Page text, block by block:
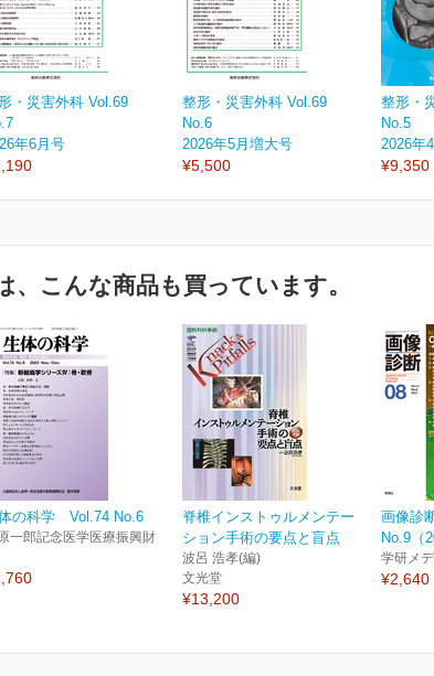
・災害外科 Vol.69
年6月号
整形・災害外科 Vol.69
No.6
2026年5月増大号
¥5,500
整形・
No.5
2026年
¥9,350
、こんな商品も買っています。
の科学 Vol.74 No.6
一郎記念医学医療振興財
脊椎インストゥルメンテー
ション手術の要点と盲点
波呂 浩孝(編)
文光堂
¥13,200
画像診
No.9（
学研メ
¥2,640